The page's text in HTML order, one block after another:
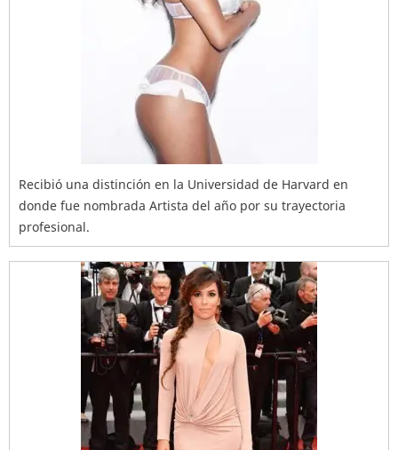
Recibió una distinción en la Universidad de Harvard en
donde fue nombrada Artista del año por su trayectoria
profesional.